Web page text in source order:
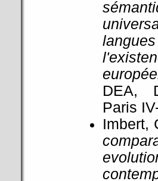
DEA,
Paris
Imbert,